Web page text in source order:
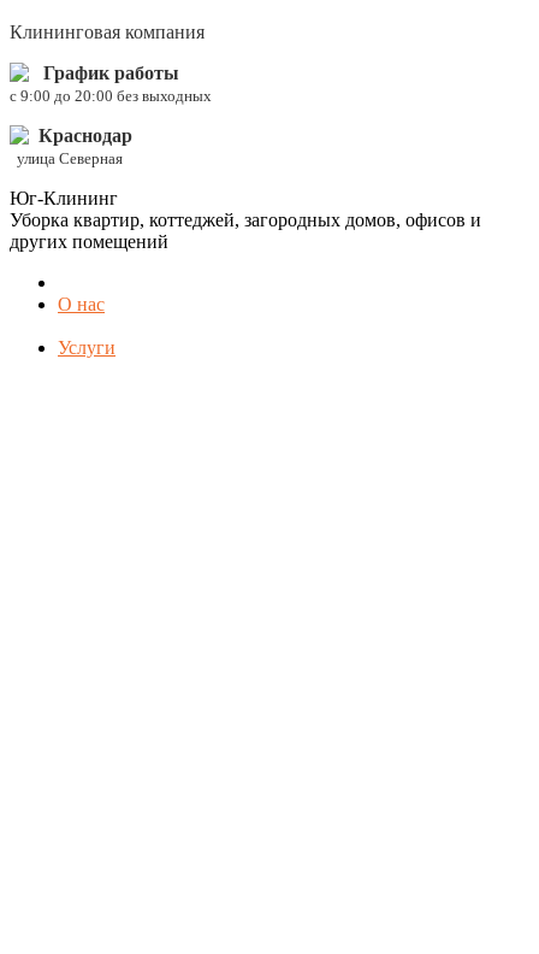
Клининговая компания
График работы
c 9:00 до 20:00 без выходных
Краснодар
улица Северная
Юг-Клининг
Уборка квартир, коттеджей, загородных домов, офисов и
других помещений
О нас
Услуги